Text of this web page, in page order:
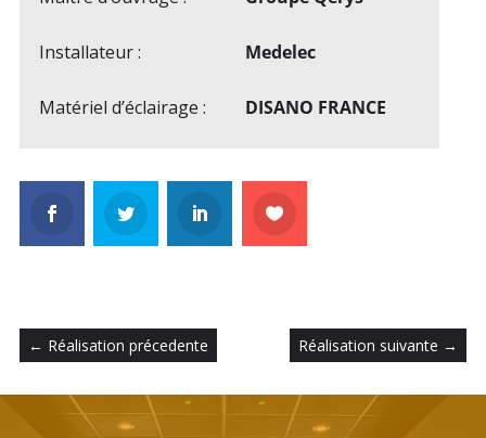
Installateur : Medelec
Matériel d’éclairage : DISANO FRANCE
← Réalisation précedente Réalisation suivante →